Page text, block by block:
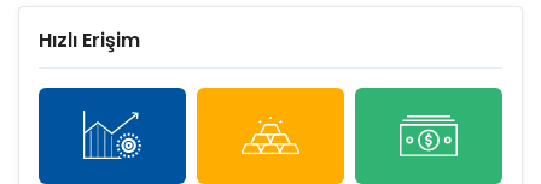
Hızlı Erişim